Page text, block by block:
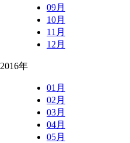
09月
10月
11月
12月
2016年
01月
02月
03月
04月
05月